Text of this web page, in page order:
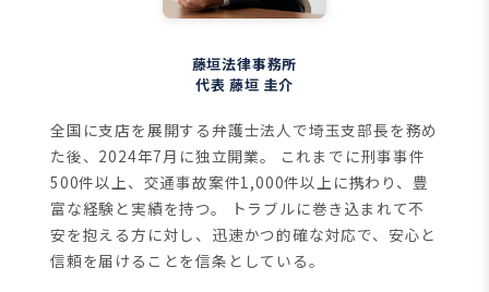
藤垣法律事務所
代表 藤垣 圭介
全国に支店を展開する弁護士法人で埼玉支部長を務め
た後、2024年7月に独立開業。
これまでに刑事事件
500件以上、交通事故案件1,000件以上に携わり、豊
富な経験と実績を持つ。
トラブルに巻き込まれて不
安を抱える方に対し、迅速かつ的確な対応で、安心と
信頼を届けることを信条としている。